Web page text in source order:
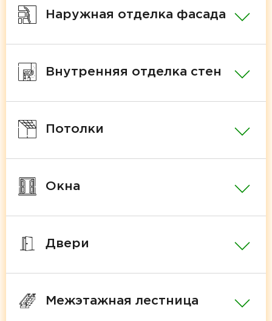
Наружная отделка фасада
Внутренняя отделка стен
Потолки
Окна
Двери
Межэтажная лестница